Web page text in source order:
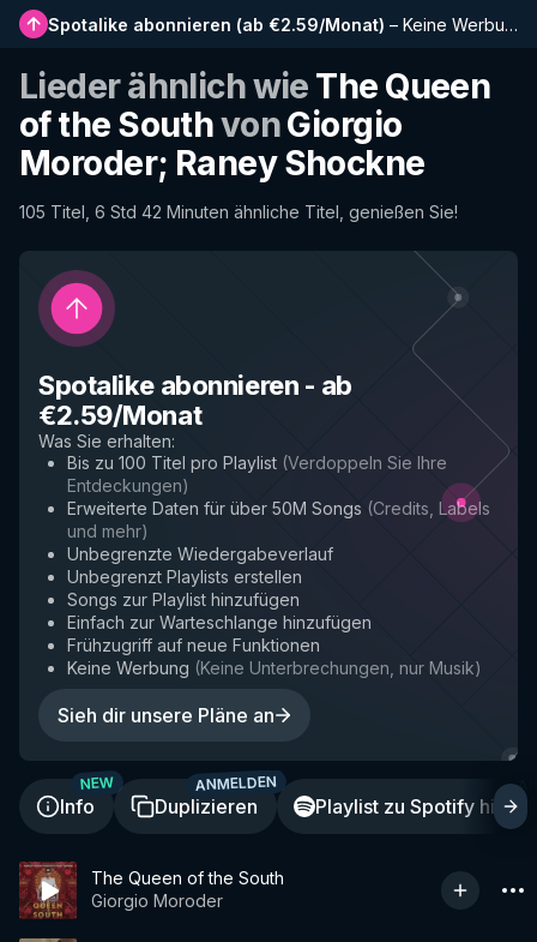
Spotalike abonnieren (ab €2.59/Monat) – Keine Werbung, längere Playlists, vollständiger Verlauf und Frühzugriff auf neue Funktionen
Lieder ähnlich wie The Queen
of the SouthvonGiorgio
Moroder; Raney Shockne
105 Titel, 6 Std 42 Minuten ähnliche Titel, genießen Sie!
Spotalike abonnieren - ab
€2.59/Monat
Was Sie erhalten:
Bis zu 100 Titel pro Playlist (Verdoppeln Sie Ihre
Entdeckungen)
Erweiterte Daten für über 50M Songs (Credits, Labels
und mehr)
Unbegrenzte Wiedergabeverlauf
Unbegrenzt Playlists erstellen
Songs zur Playlist hinzufügen
Einfach zur Warteschlange hinzufügen
Frühzugriff auf neue Funktionen
Keine Werbung (Keine Unterbrechungen, nur Musik)
Sieh dir unsere Pläne an
Info
NEW
Duplizieren
ANMELDEN
Playlist zu Spotify
The Queen of the South
Giorgio Moroder